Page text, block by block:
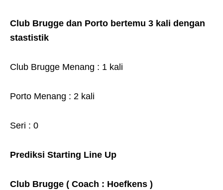
Club Brugge dan Porto bertemu 3 kali dengan
stastistik
Club Brugge Menang : 1 kali
Porto Menang : 2 kali
Seri : 0
Prediksi Starting Line Up
Club Brugge ( Coach : Hoefkens )